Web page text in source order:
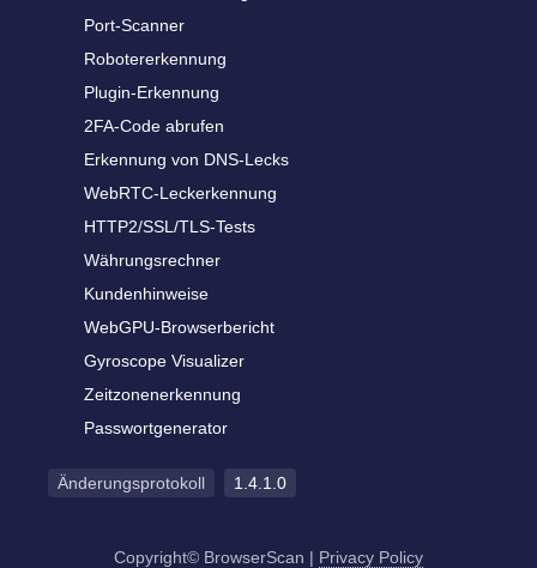
Port-Scanner
Robotererkennung
Plugin-Erkennung
2FA-Code abrufen
Erkennung von DNS-Lecks
WebRTC-Leckerkennung
HTTP2/SSL/TLS-Tests
Währungsrechner
Kundenhinweise
WebGPU-Browserbericht
Gyroscope Visualizer
Zeitzonenerkennung
Passwortgenerator
Änderungsprotokoll 1.4.1.0
Copyright© BrowserScan | Privacy Policy